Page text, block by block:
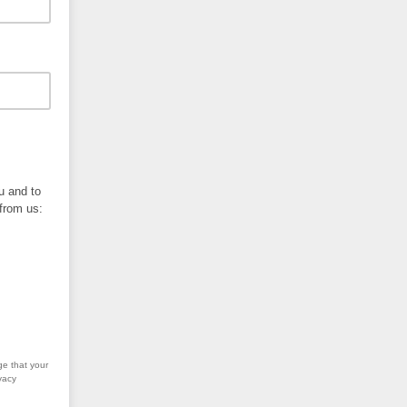
and to
us:
that your